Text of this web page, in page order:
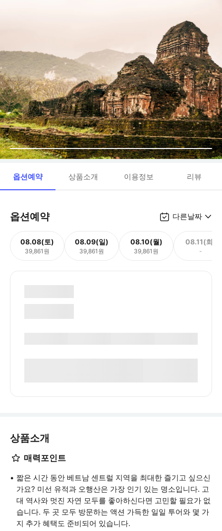
옵션예약 상품소개 이용정보 리뷰
옵션예약 다른날짜
08.08(토)
39,861원
08.09(일)
39,861원
08.10(월)
39,861원
08.11(화)
-
상품소개
매력포인트
짧은 시간 동안 베트남 센트럴 지역을 최대한 즐기고 싶으신
가요? 미선 유적과 오행산은 가장 인기 있는 명소입니다. 고
대 역사와 멋진 자연 모두를 좋아하신다면 고민할 필요가 없
습니다. 두 곳 모두 방문하는 액션 가득한 일일 투어와 몇 가
지 추가 혜택도 준비되어 있습니다.